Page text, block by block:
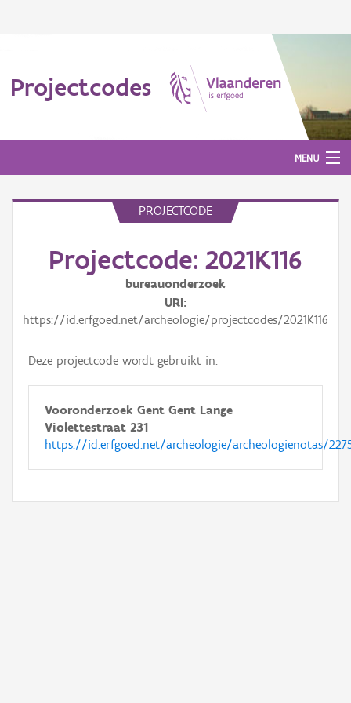
Projectcodes
MENU
PROJECTCODE
Projectcode: 2021K116
bureauonderzoek
URI
https://id.erfgoed.net/archeologie/projectcodes/2021K116
Deze projectcode wordt gebruikt in:
Vooronderzoek Gent Gent Lange
Violettestraat 231
https://id.erfgoed.net/archeologie/archeologienotas/